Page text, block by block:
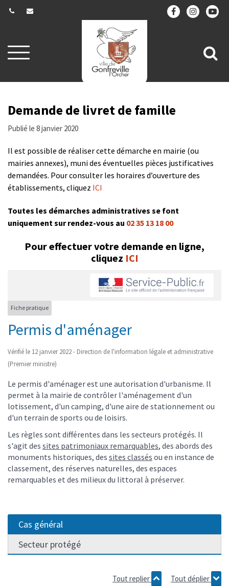
Aller
à
navigation
à
Demande de livret de famille
Publié le 8 janvier 2020
Il est possible de réaliser cette démarche en mairie (ou
mairies annexes), muni des éventuelles pièces justificatives
demandées. Pour consulter les horaires d’ouverture des
établissements, cliquez ICI
Toutes les démarches administratives se font
uniquement sur rendez-vous au 02 35 13 18 00
Pour effectuer votre demande en ligne,
cliquez ICI
Fiche pratique
Permis d'aménager
Vérifié le 12 janvier 2022 - Direction de l'information légale et administrative
(Premier ministre)
Le permis d'aménager est une autorisation d'urbanisme. Il
permet à la mairie de contrôler l'aménagement d'un
lotissement, d'un camping, d'une aire de stationnement ou
d'un terrain de sports ou de loisirs.
Les règles sont différentes dans les secteurs protégés. Il
s'agit des sites patrimoniaux remarquables, des abords des
monuments historiques, des sites classés ou en instance de
classement, des réserves naturelles, des espaces
remarquables et des milieux du littoral à préserver.
Cas général
Secteur protégé
Tout replier Tout déplier